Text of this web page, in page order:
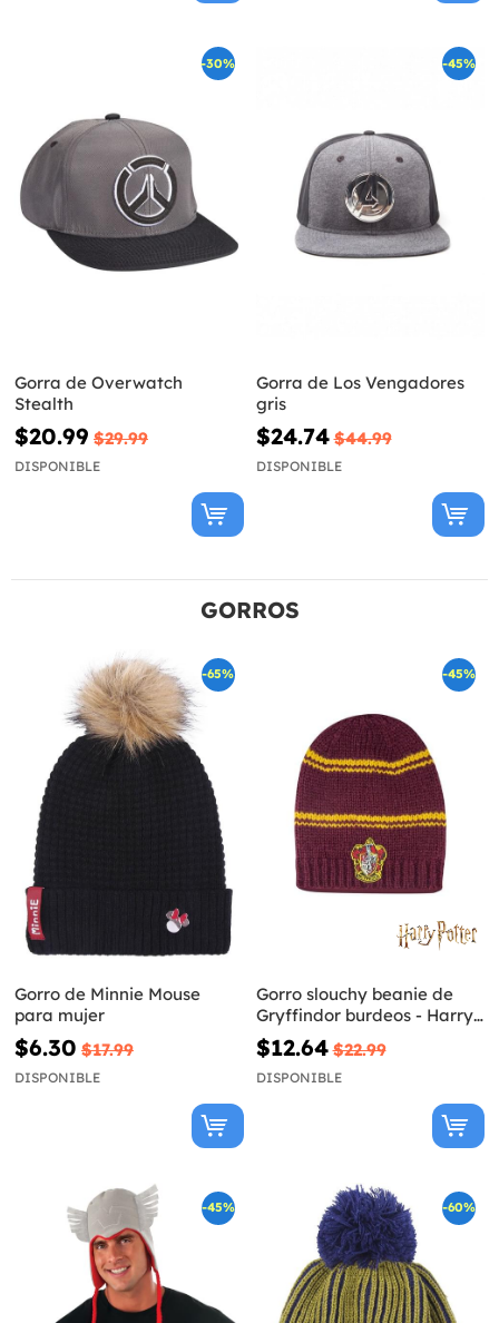
-30%
Gorra de Overwatch
Stealth
$20.99 $29.99
DISPONIBLE
-45%
Gorra de Los Vengadores
gris
$24.74 $44.99
DISPONIBLE
GORROS
-65%
Gorro de Minnie Mouse
para mujer
$6.30 $17.99
DISPONIBLE
-45%
Gorro slouchy beanie de
Gryffindor burdeos - Harry
Potter
$12.64 $22.99
DISPONIBLE
-45% -60%